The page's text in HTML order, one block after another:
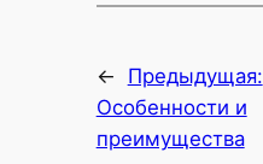
←
Предыдущая:
Особенности и
преимущества